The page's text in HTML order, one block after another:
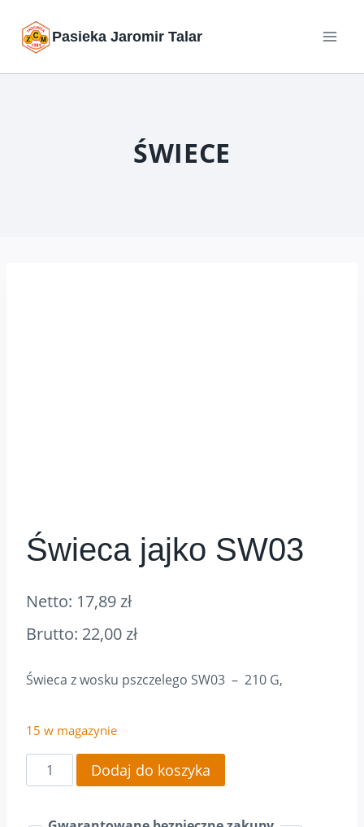
Pasieka Jaromir Talar
ŚWIECE
Świeca jajko SW03
Netto: 17,89zł
Brutto: 22,00zł
Świeca z wosku pszczelego SW03 – 210 G,
15 w magazynie
ilość
Świeca
jajko
Dodaj do koszyka